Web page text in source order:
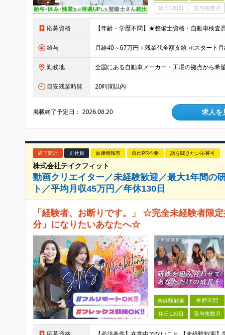
休日120日 賞与複数月
応募資格
給与
勤務地
目安残業時間 20時間以内
掲載終了予定日：2026.08.20 求人を
終了間近 正社員 面接情報有 自己PR不要 話を聞きたい応募可
株式会社テイクフィット
動画クリエイター／未経験歓迎／最大1年間の
ト／平均月収45万円／年休130日
「経験者、お断りです。」 ☆完全未経験者限
分」になりたいあなたへ☆
未経験歓迎 学歴不問
休日120日 賞与複数月